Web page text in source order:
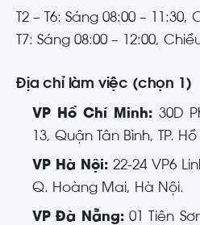
T2 – T6: Sáng 08:00 – 11:30,
T7: Sáng 08:00 – 12:00,
Địa chỉ làm việc (chọn 1)
VP Hồ Chí Minh:30D
13, Quận Tân Bình, TP.
VP Hà Nội: 22-24 VP6
Q. Hoàng Mai, Hà Nội.
VP Đà Nẵng:01 Tiên